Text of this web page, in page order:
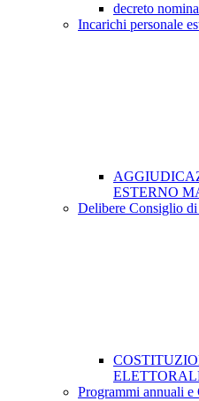
decreto
Incarichi personale
ESTERNO
Delibere Consiglio
Programmi annuali e